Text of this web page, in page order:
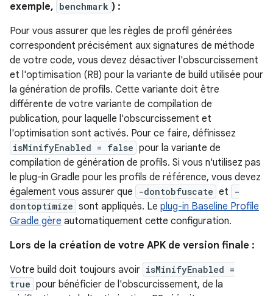
exemple, benchmark ) :
Pour vous assurer que les règles de profil générées
correspondent précisément aux signatures de méthode
de votre code, vous devez désactiver l'obscurcissement
et l'optimisation (R8) pour la variante de build utilisée pour
la génération de profils. Cette variante doit être
différente de votre variante de compilation de
publication, pour laquelle l'obscurcissement et
l'optimisation sont activés. Pour ce faire, définissez
isMinifyEnabled = false pour la variante de
compilation de génération de profils. Si vous n'utilisez pas
le plug-in Gradle pour les profils de référence, vous devez
également vous assurer que
-dontobfuscate et
-
dontoptimize sont appliqués. Le plug-in Baseline Profile
Gradle gère automatiquement cette configuration.
Lors de la création de votre APK de version finale :
Votre build doit toujours avoir isMinifyEnabled =
true pour bénéficier de l'obscurcissement, de la